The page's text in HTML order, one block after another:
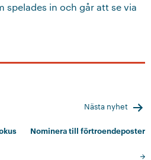
spelades in och går att se via
Nästa nyhet
Nominera till förtroendeposter